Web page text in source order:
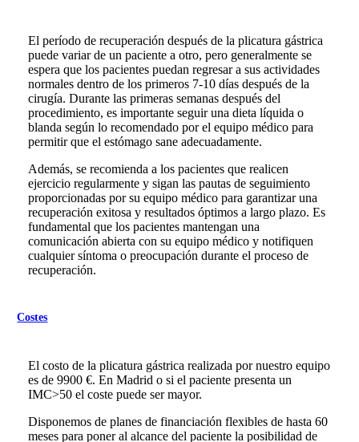
El período de recuperación después de la plicatura gástrica
puede variar de un paciente a otro, pero generalmente se
espera que los pacientes puedan regresar a sus actividades
normales dentro de los primeros 7-10 días después de la
cirugía. Durante las primeras semanas después del
procedimiento, es importante seguir una dieta líquida o
blanda según lo recomendado por el equipo médico para
permitir que el estómago sane adecuadamente.
Además, se recomienda a los pacientes que realicen
ejercicio regularmente y sigan las pautas de seguimiento
proporcionadas por su equipo médico para garantizar una
recuperación exitosa y resultados óptimos a largo plazo. Es
fundamental que los pacientes mantengan una
comunicación abierta con su equipo médico y notifiquen
cualquier síntoma o preocupación durante el proceso de
recuperación.
Costes
El costo de la plicatura gástrica realizada por nuestro equipo
es de 9900 €. En Madrid o si el paciente presenta un
IMC>50 el coste puede ser mayor.
Disponemos de planes de financiación flexibles de hasta 60
meses para poner al alcance del paciente la posibilidad de